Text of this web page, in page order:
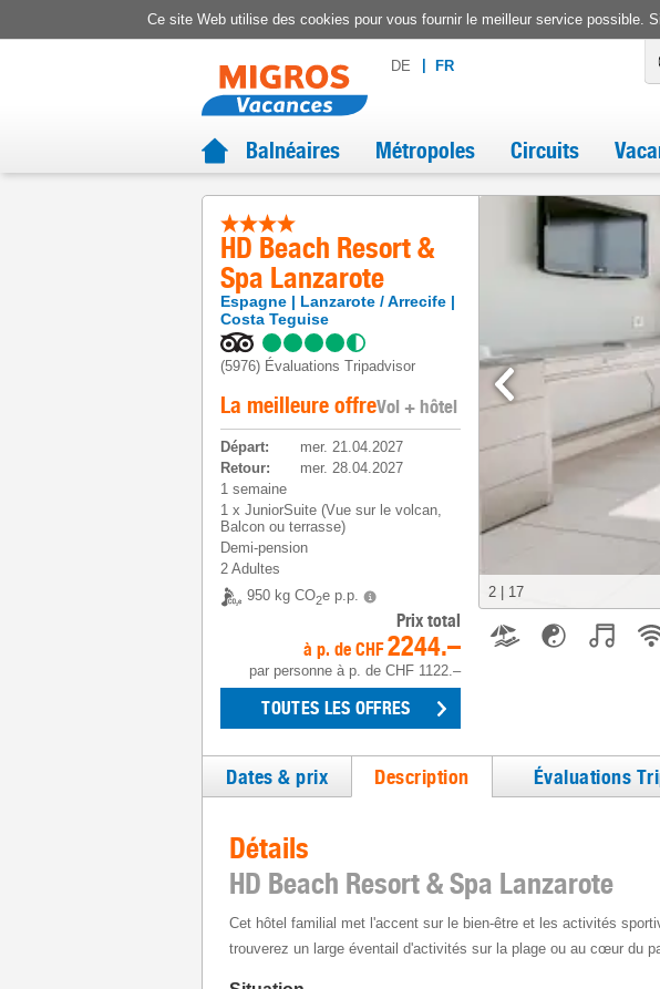
Ce site Web utilise des cookies pour vous fournir le meilleur service
DE FR
Balnéaires Métropoles Circuits
HD Beach Resort &
Spa Lanzarote
Espagne
Lanzarote / Arrecife
Costa Teguise
(5976) Évaluations Tripadvisor
La meilleure offreVol + hôtel
Départ:
mer. 21.04.2027
Retour:
mer. 28.04.2027
1 semaine
1 x JuniorSuite (Vue sur le volcan,
Balcon ou terrasse)
Demi-pension
2 Adultes
950 kg CO2e p.p.
Prix total
à p. de CHF 2244.–
par personne à p. de CHF 1122.–
TOUTES LES OFFRES
3 17
Dates & prix Description Évaluations
Détails
HD Beach Resort & Spa Lanzarote
Cet hôtel familial met l'accent sur le bien-être et les activités
trouverez un large éventail d'activités sur la plage ou au cœur du